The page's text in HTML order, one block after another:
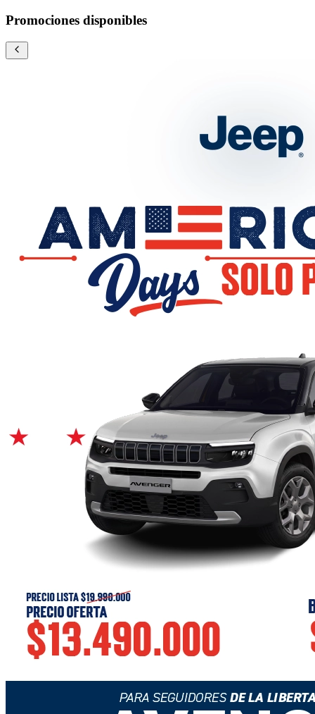
Promociones disponibles